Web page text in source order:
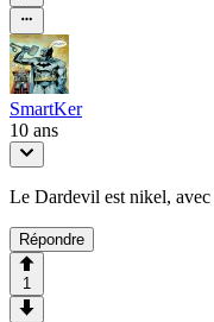
SmartKer
10 ans
Le Dardevil est nikel, avec
Répondre
1